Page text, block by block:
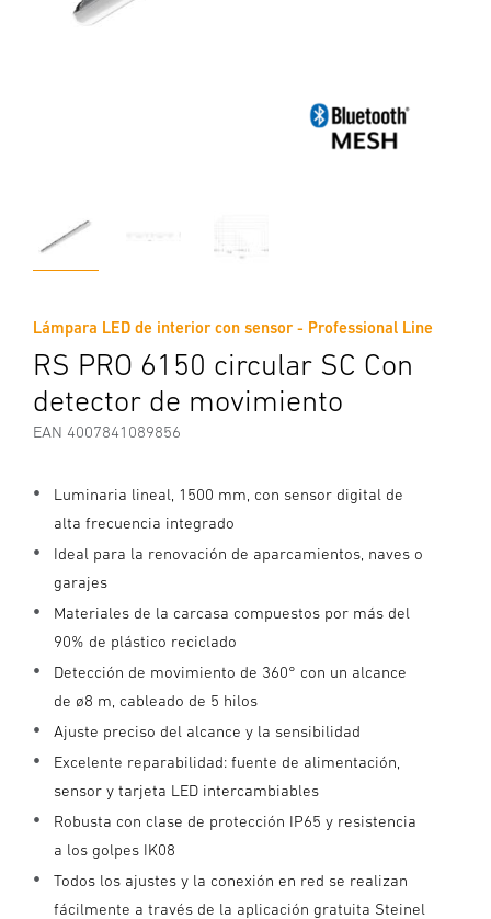
Lámpara LED de interior con sensor - Professional Line
RS PRO 6150 circular SC Con
detector de movimiento
EAN 4007841089856
Luminaria lineal, 1500 mm, con sensor digital de
alta frecuencia integrado
Ideal para la renovación de aparcamientos, naves o
garajes
Materiales de la carcasa compuestos por más del
90% de plástico reciclado
Detección de movimiento de 360° con un alcance
de ø8 m, cableado de 5 hilos
Ajuste preciso del alcance y la sensibilidad
Excelente reparabilidad: fuente de alimentación,
sensor y tarjeta LED intercambiables
Robusta con clase de protección IP65 y resistencia
a los golpes IK08
Todos los ajustes y la conexión en red se realizan
fácilmente a través de la aplicación gratuita Steinel